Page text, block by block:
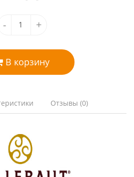
- +
В корзину
Отзывы (0)